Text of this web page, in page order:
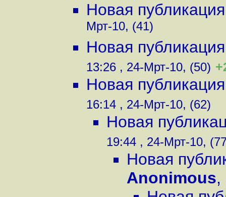
Новая
Мрт-10, (41)
Новая
13:26 , 24-Мрт-10, (50)
Новая
16:14 , 24-Мрт-10, (62)
Новая
19:44 , 24-Мрт-10,
Новая
Anonimous,